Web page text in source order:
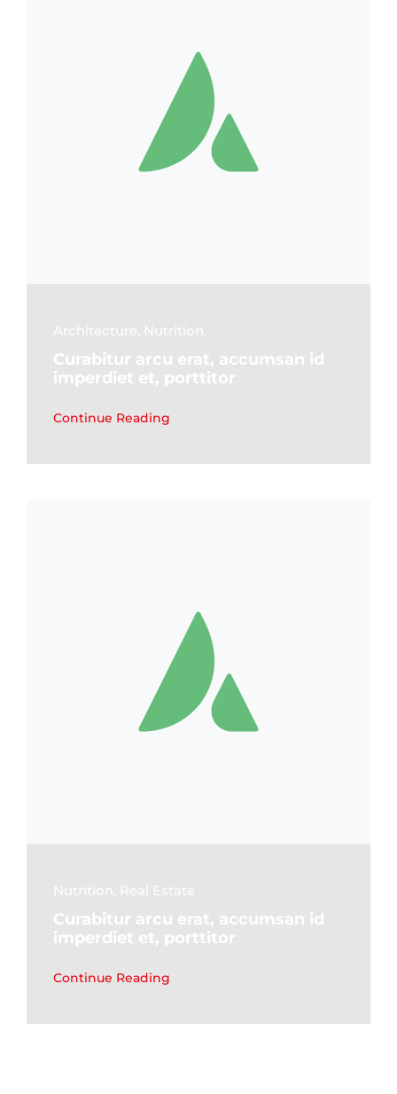
Architecture, Nutrition
Curabitur arcu erat, accumsan id
imperdiet et, porttitor
Continue Reading
Nutrition, Real Estate
Curabitur arcu erat, accumsan id
imperdiet et, porttitor
Continue Reading